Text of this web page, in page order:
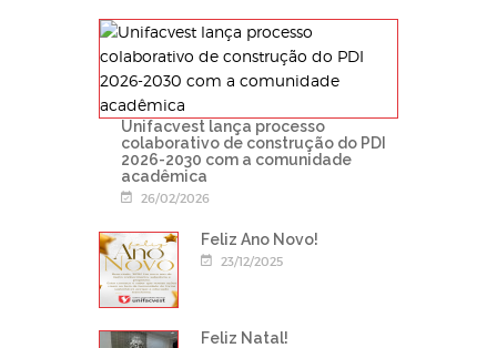
Unifacvest lança processo
colaborativo de construção do PDI
2026-2030 com a comunidade
acadêmica
26/02/2026
Feliz Ano Novo!
23/12/2025
Feliz Natal!